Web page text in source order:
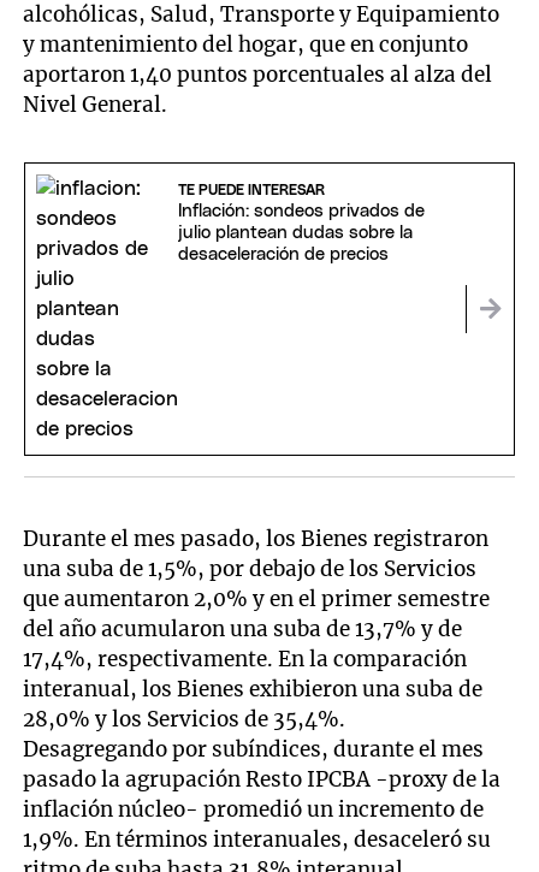
alcohólicas, Salud, Transporte y Equipamiento
y mantenimiento del hogar, que en conjunto
aportaron 1,40 puntos porcentuales al alza del
Nivel General.
TE PUEDE INTERESAR
Inflación: sondeos privados de
julio plantean dudas sobre la
desaceleración de precios
Durante el mes pasado, los Bienes registraron
una suba de 1,5%, por debajo de los Servicios
que aumentaron 2,0% y en el primer semestre
del año acumularon una suba de 13,7% y de
17,4%, respectivamente. En la comparación
interanual, los Bienes exhibieron una suba de
28,0% y los Servicios de 35,4%.
Desagregando por subíndices, durante el mes
pasado la agrupación Resto IPCBA -proxy de la
inflación núcleo- promedió un incremento de
1,9%. En términos interanuales, desaceleró su